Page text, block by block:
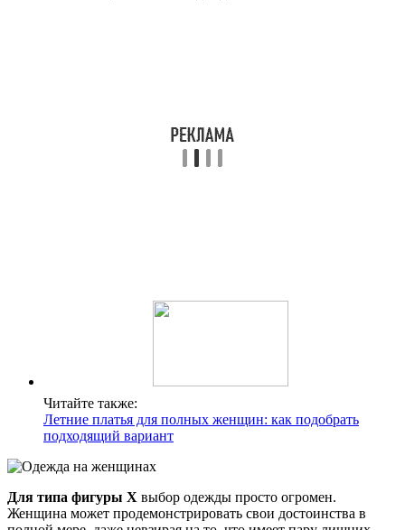
Читайте также:
Летние платья для полных женщин: как подобрать
подходящий вариант
Для типа фигуры Х выбор одежды просто огромен.
Женщина может продемонстрировать свои достоинства в